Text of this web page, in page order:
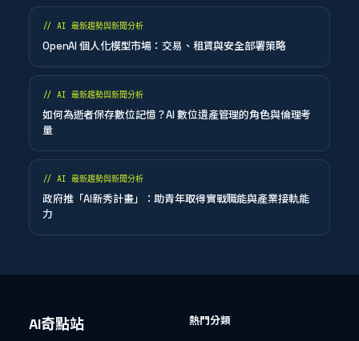
// AI 最新趨勢與新聞分析
OpenAI 個人化模型市場：交易、租賃與安全部署策略
// AI 最新趨勢與新聞分析
如何為逝者保存數位記憶？AI 數位遺產管理的角色與倫理考
量
// AI 最新趨勢與新聞分析
政府推「AI新秀計畫」：助青年取得實戰職能與產業接軌能
力
AI奇點站 熱門分類